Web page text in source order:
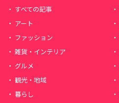
すべての記事
アート
ファッション
雑貨・インテリア
グルメ
観光・地域
暮らし